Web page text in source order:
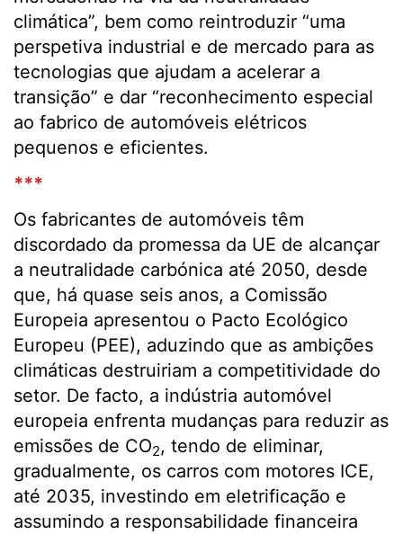
climática”, bem como reintroduzir “uma
perspetiva industrial e de mercado para as
tecnologias que ajudam a acelerar a
transição” e dar “reconhecimento especial
ao fabrico de automóveis elétricos
pequenos e eficientes.
***
Os fabricantes de automóveis têm
discordado da promessa da UE de alcançar
a neutralidade carbónica até 2050, desde
que, há quase seis anos, a Comissão
Europeia apresentou o Pacto Ecológico
Europeu (PEE), aduzindo que as ambições
climáticas destruiriam a competitividade do
setor. De facto, a indústria automóvel
europeia enfrenta mudanças para reduzir as
emissões de CO2, tendo de eliminar,
gradualmente, os carros com motores ICE,
até 2035, investindo em eletrificação e
assumindo a responsabilidade financeira